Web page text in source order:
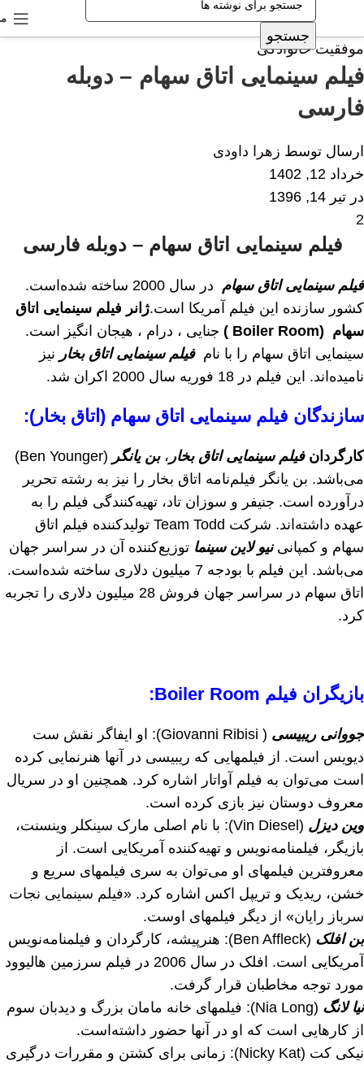
جستجو
موفقیت خانوادگی
فیلم سینمایی اتاق سهام – دوبله
فارسی
ارسال توسط زهرا داودی
خرداد 12, 1402
در تیر 14, 1396
2
فیلم سینمایی اتاق سهام – دوبله فارسی
فیلم سینمایی اتاق سهام
در سال 2000 ساخته شده‌است.
کشور سازنده این فیلم آمریکا است.ژانر فیلم سینمایی اتاق
سهام (Boiler Room )
جنايی ، درام ، هيجان انگيز است.
سینمایی اتاق سهام را با نامفیلم سینمایی اتاق بخار نیز
نامیده‌اند. این فیلم در 18 فوریه سال 2000 اکران شد.
سازندگان فیلم سینمایی اتاق سهام (اتاق بخار):
کارگردانفیلم سینمایی اتاق بخار ،بن یانگر
(Ben Younger)
می‌باشد. بن یانگر فیلم‌نامه اتاق بخار را نیز به رشته تحریر
درآورده است. جنیفر و سوزان تاد، تهیه‌کنندگی فیلم را به
عهده داشته‌اند. شرکت Team Todd تولیدکننده فیلم اتاق
سهام و کمپانینیو لاین سینما توزیع‌کننده آن در سراسر جهان
می‌باشد. این فیلم با بودجه 7 میلیون دلاری ساخته شده‌است.
اتاق سهام در سراسر جهان فروش 28 میلیون دلاری را تجربه
کرد.
بازيگران فیلم Boiler Room:
جووانی ریبیسی
( Giovanni Ribisi): او ایفاگر نقش ست
دیویس است. از فیلمهایی که ریبیسی در آنها هنرنمایی کرده
است می‌توان به فیلم آواتار اشاره کرد. همچنین او در سریال
معروف دوستان نیز بازی کرده است.
وین دیزل
(Vin Diesel): با نام اصلی مارک سینکلر وینسنت،
بازیگر، فیلمنامه‌نویس و تهیه‌کننده آمریکایی است. از
معروفترین فیلمهای او می‌توان به سری فیلمهای سریع و
خشن، ریدیک و تریپل اکس اشاره کرد. «فیلم سینمایی نجات
سرباز رایان» از دیگر فیلمهای اوست.
بن افلک
(Ben Affleck): هنرپیشه، کارگردان و فیلمنامه‌نویس
آمریکایی است. افلک در سال 2006 در فیلم سرزمین هالیوود
مورد توجه مخاطبان قرار گرفت.
نیا لانگ
(Nia Long): فیلمهای خانه مامان بزرگ و دیدبان سوم
از کارهایی است که او در آنها حضور داشته‌است.
نیکی کت (Nicky Kat): زمانی برای کشتن و مقررات درگیری